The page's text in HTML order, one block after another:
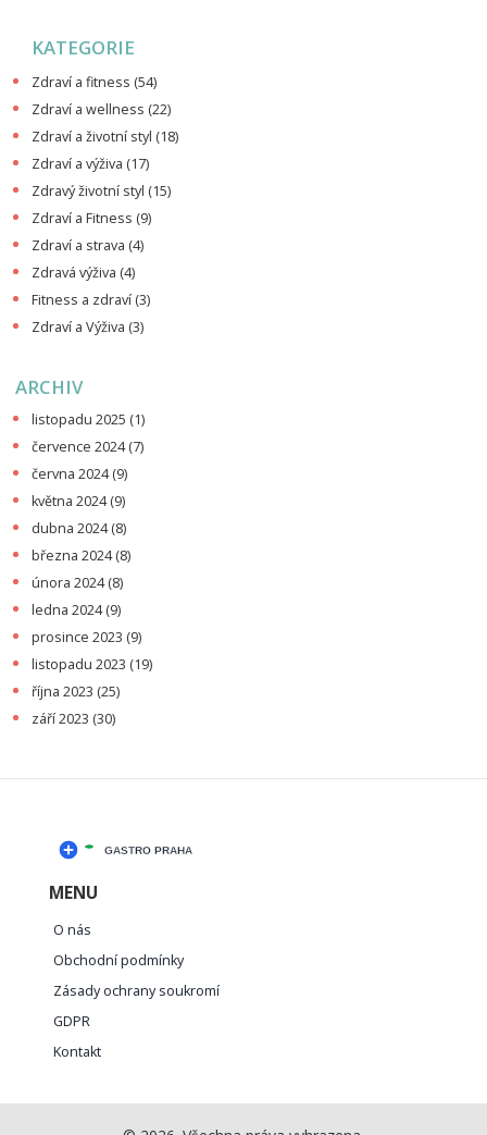
KATEGORIE
Zdraví a fitness (54)
Zdraví a wellness (22)
Zdraví a životní styl (18)
Zdraví a výživa (17)
Zdravý životní styl (15)
Zdraví a Fitness (9)
Zdraví a strava (4)
Zdravá výživa (4)
Fitness a zdraví (3)
Zdraví a Výživa (3)
ARCHIV
listopadu 2025 (1)
července 2024(7)
června 2024(9)
května 2024(9)
dubna 2024(8)
března 2024(8)
února 2024(8)
ledna 2024(9)
prosince 2023 (9)
listopadu 2023 (19)
října 2023 (25)
září 2023 (30)
MENU
O nás
Obchodní podmínky
Zásady ochrany soukromí
GDPR
Kontakt